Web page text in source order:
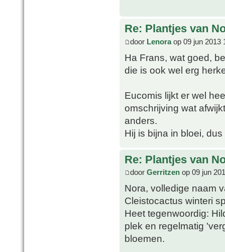
Re: Plantjes van
door Lenoraop 09 jun 2013
Ha Frans, wat goed,
die is ook wel erg
Eucomis lijkt er wel
omschrijving wat
anders.
Hij is bijna in bloei,
Re: Plantjes van
door Gerritzen op 09 jun
Nora, volledige naam
Cleistocactus winteri
Heet tegenwoordig:
plek en regelmatig
bloemen.